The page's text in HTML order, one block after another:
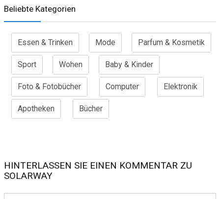
Beliebte Kategorien
Essen & Trinken Mode Parfum & Kosmetik
Sport Wohen Baby & Kinder
Foto & Fotobücher Computer Elektronik
Apotheken Bücher
HINTERLASSEN SIE EINEN KOMMENTAR ZU
SOLARWAY